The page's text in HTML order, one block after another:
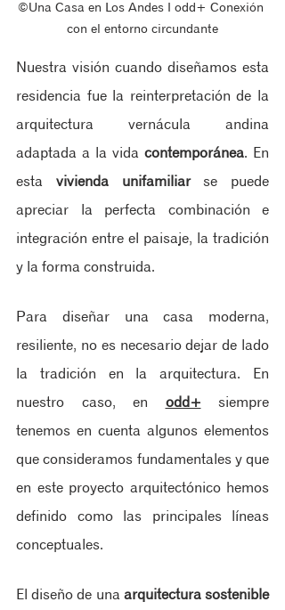
©Una Casa en Los Andes ‖ odd+ Conexión
con el entorno circundante
Nuestra visión cuando diseñamos esta
residencia fue la reinterpretación de la
arquitectura vernácula andina
adaptada a la vida contemporánea. En
esta vivienda unifamiliar se puede
apreciar la perfecta combinación e
integración entre el paisaje, la tradición
y la forma construida.
Para diseñar una casa moderna,
resiliente, no es necesario dejar de lado
la tradición en la arquitectura. En
nuestro caso, en
odd+ siempre
tenemos en cuenta algunos elementos
que consideramos fundamentales y que
en este proyecto arquitectónico hemos
definido como las principales líneas
conceptuales.
El diseño de una arquitectura sostenible